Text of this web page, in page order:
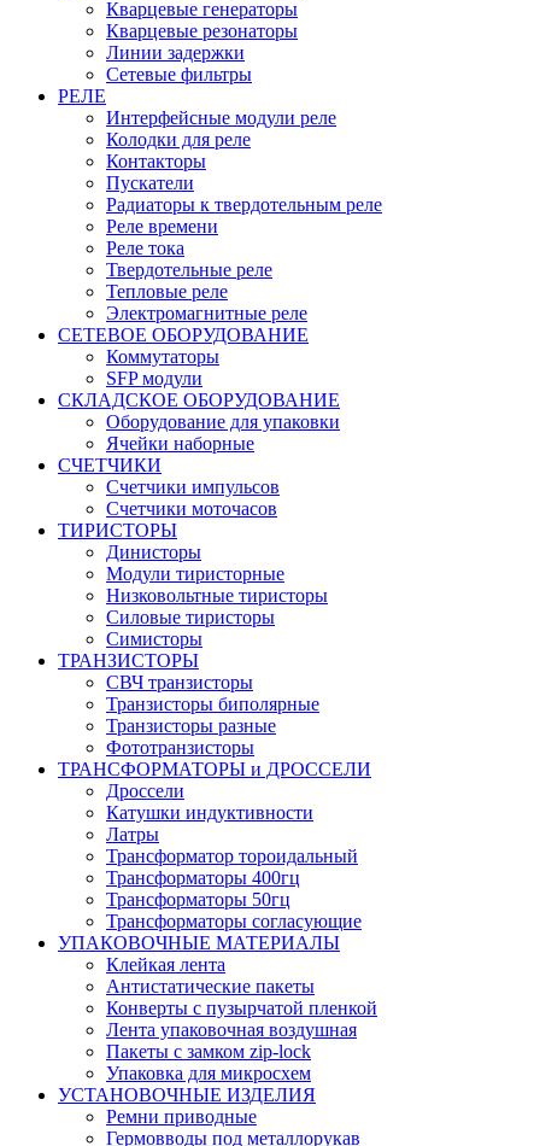
Кварцевые генераторы
Кварцевые резонаторы
Линии задержки
Сетевые фильтры
РЕЛЕ
Интерфейсные модули реле
Колодки для реле
Контакторы
Пускатели
Радиаторы к твердотельным реле
Реле времени
Реле тока
Твердотельные реле
Тепловые реле
Электромагнитные реле
СЕТЕВОЕ ОБОРУДОВАНИЕ
Коммутаторы
SFP модули
СКЛАДСКОЕ ОБОРУДОВАНИЕ
Оборудование для упаковки
Ячейки наборные
СЧЕТЧИКИ
Счетчики импульсов
Счетчики моточасов
ТИРИСТОРЫ
Динисторы
Модули тиристорные
Низковольтные тиристоры
Силовые тиристоры
Симисторы
ТРАНЗИСТОРЫ
СВЧ транзисторы
Транзисторы биполярные
Транзисторы разные
Фототранзисторы
ТРАНСФОРМАТОРЫ и ДРОССЕЛИ
Дроссели
Катушки индуктивности
Латры
Трансформатор тороидальный
Трансформаторы 400гц
Трансформаторы 50гц
Трансформаторы согласующие
УПАКОВОЧНЫЕ МАТЕРИАЛЫ
Клейкая лента
Антистатические пакеты
Конверты с пузырчатой пленкой
Лента упаковочная воздушная
Пакеты с замком zip-lock
Упаковка для микросхем
УСТАНОВОЧНЫЕ ИЗДЕЛИЯ
Ремни приводные
Гермовводы под металлорукав